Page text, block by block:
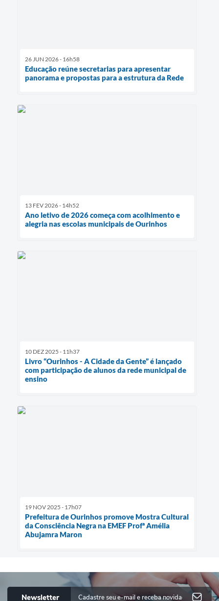
26 JUN 2026 - 16h58
Educação reúne secretarias para apresentar
panorama e propostas para a estrutura da Rede
13 FEV 2026 - 14h52
Ano letivo de 2026 começa com acolhimento e
alegria nas escolas municipais de Ourinhos
10 DEZ 2025 - 11h37
Livro “Ourinhos - A Cidade da Gente” é lançado
com participação de alunos da rede municipal de
ensino
19 NOV 2025 - 17h07
Prefeitura de Ourinhos promove Mostra Cultural
da Consciência Negra na EMEF Profª Amélia
Abujamra Maron
Newsletter